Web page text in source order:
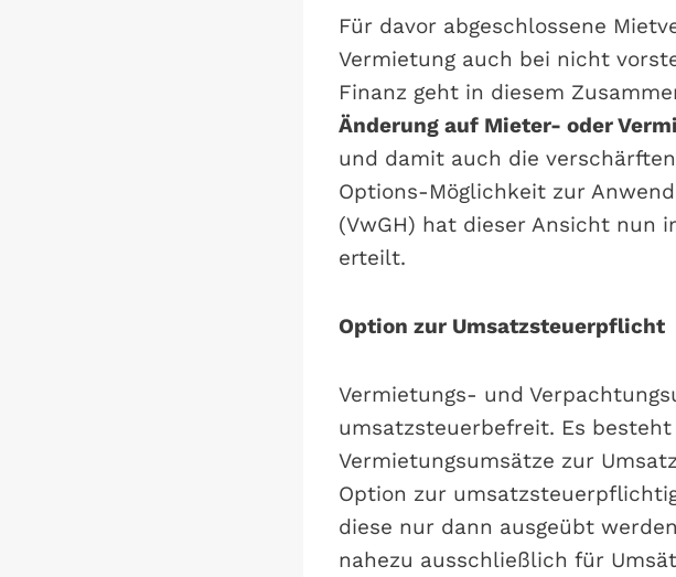
Für davor abgeschlossene
Vermietung auch bei nicht
Finanz geht in diesem
Änderung auf Mieter- oder
und damit auch die
Options-Möglichkeit zur
(VwGH) hat dieser Ansicht nun
erteilt.
Option zur Umsatzsteuerpflicht
Vermietungs- und
umsatzsteuerbefreit. Es
Vermietungsumsätze zur
Option zur
diese nur dann ausgeübt
nahezu ausschließlich für